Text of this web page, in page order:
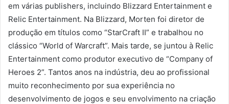
em várias publishers, incluindo Blizzard Entertainment e
Relic Entertainment. Na Blizzard, Morten foi diretor de
produção em títulos como “StarCraft II” e trabalhou no
clássico “World of Warcraft”. Mais tarde, se juntou à Relic
Entertainment como produtor executivo de “Company of
Heroes 2”. Tantos anos na indústria, deu ao profissional
muito reconhecimento por sua experiência no
desenvolvimento de jogos e seu envolvimento na criação